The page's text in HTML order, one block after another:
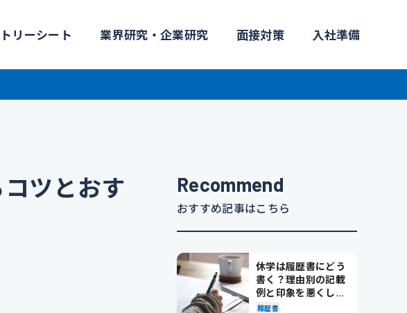
リーシート 業界研究・企業研究 面接対策 入社準備
ツとおす
Recommend
おすすめ記事はこちら
休学は履歴書にどう
書く？理由別の記載
例と印象を悪くしな
い書き方を解説
履歴書